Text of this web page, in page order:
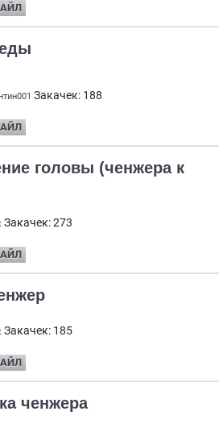
Закачек: 188
головы (ченжера к
Закачек: 273
Закачек: 185
ченжера